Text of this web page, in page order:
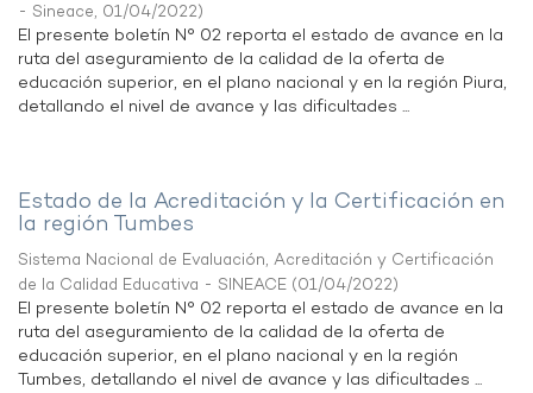
- Sineace, 01/04/2022)
El presente boletín N° 02 reporta el estado de avance en la
ruta del aseguramiento de la calidad de la oferta de
educación superior, en el plano nacional y en la región Piura,
detallando el nivel de avance y las dificultades ...
Estado de la Acreditación y la Certificación en
la región Tumbes
Sistema Nacional de Evaluación, Acreditación y Certificación
de la Calidad Educativa - SINEACE (01/04/2022)
El presente boletín N° 02 reporta el estado de avance en la
ruta del aseguramiento de la calidad de la oferta de
educación superior, en el plano nacional y en la región
Tumbes, detallando el nivel de avance y las dificultades ...